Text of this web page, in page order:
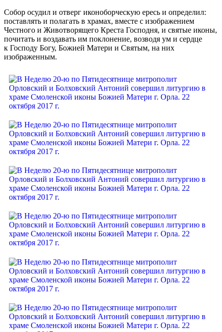
Собор осудил и отверг иконоборческую ересь и определил:
поставлять и полагать в храмах, вместе с изображением
Честного и Животворящего Креста Господня, и святые иконы,
почитать и воздавать им поклонение, возводя ум и сердце
к Господу Богу, Божией Матери и Святым, на них
изображенным.